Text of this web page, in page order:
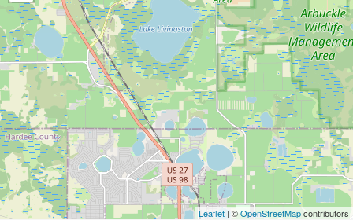
Leaflet | ©OpenStreetMapcontributors